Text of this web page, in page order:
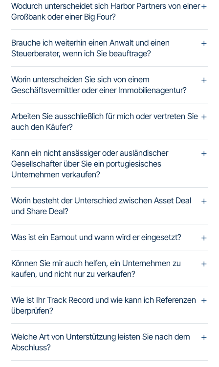
Wodurch unterscheidet sich Harbor Partners von einer
Großbank oder einer Big Four?
Brauche ich weiterhin einen Anwalt und einen
Steuerberater, wenn ich Sie beauftrage?
Worin unterscheiden Sie sich von einem
Geschäftsvermittler oder einer Immobilienagentur?
Arbeiten Sie ausschließlich für mich oder vertreten Sie
auch den Käufer?
Kann ein nicht ansässiger oder ausländischer
Gesellschafter über Sie ein portugiesisches
Unternehmen verkaufen?
Worin besteht der Unterschied zwischen Asset Deal
und Share Deal?
Was ist ein Earnout und wann wird er eingesetzt?
Können Sie mir auch helfen, ein Unternehmen zu
kaufen, und nicht nur zu verkaufen?
Wie ist Ihr Track Record und wie kann ich Referenzen
überprüfen?
Welche Art von Unterstützung leisten Sie nach dem
Abschluss?